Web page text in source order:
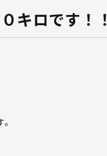
キロです！！